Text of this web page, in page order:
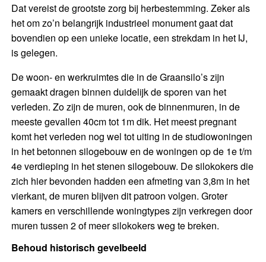
Dat vereist de grootste zorg bij herbestemming. Zeker als
het om zo’n belangrijk industrieel monument gaat dat
bovendien op een unieke locatie, een strekdam in het IJ,
is gelegen.
De woon- en werkruimtes die in de Graansilo’s zijn
gemaakt dragen binnen duidelijk de sporen van het
verleden. Zo zijn de muren, ook de binnenmuren, in de
meeste gevallen 40cm tot 1m dik. Het meest pregnant
komt het verleden nog wel tot uiting in de studiowoningen
in het betonnen silogebouw en de woningen op de 1e t/m
4e verdieping in het stenen silogebouw. De silokokers die
zich hier bevonden hadden een afmeting van 3,8m in het
vierkant, de muren blijven dit patroon volgen. Groter
kamers en verschillende woningtypes zijn verkregen door
muren tussen 2 of meer silokokers weg te breken.
Behoud historisch gevelbeeld